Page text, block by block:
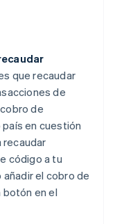
que recaudar
de
de
en cuestión
recaudar
código a tu
el cobro de
botón en el